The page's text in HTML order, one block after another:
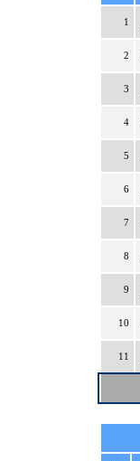
1
2
3
4
5
6
7
8
9
10
11